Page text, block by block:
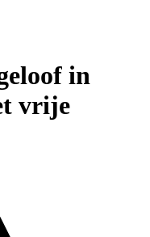
in
vrije